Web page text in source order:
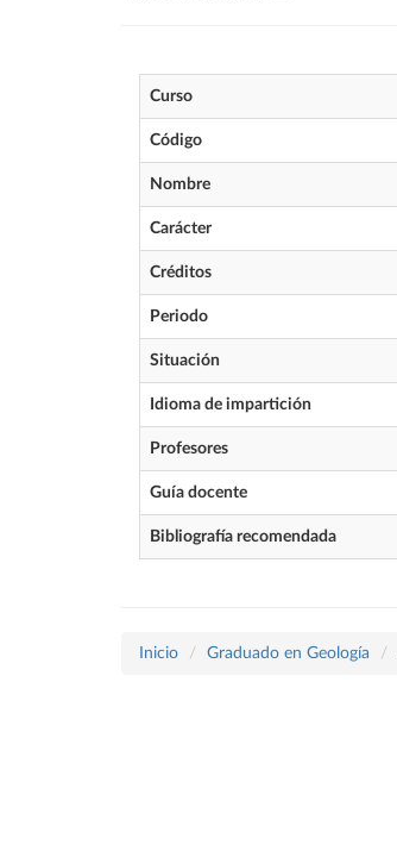
Curso
Código
Nombre
Carácter
Créditos
Periodo
Situación
Idioma de impartición
Profesores
Guía docente
Bibliografía recomendada
Inicio Graduado en Geología